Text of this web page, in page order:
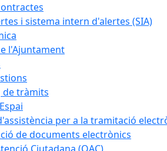
i sistema intern d'alertes (SIA)
l'Ajuntament
de tràmits
per a la tramitació
de documents electrònics